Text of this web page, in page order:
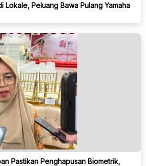
Lokale, Peluang Bawa Pulang Yamaha
Pastikan Penghapusan Biometrik,